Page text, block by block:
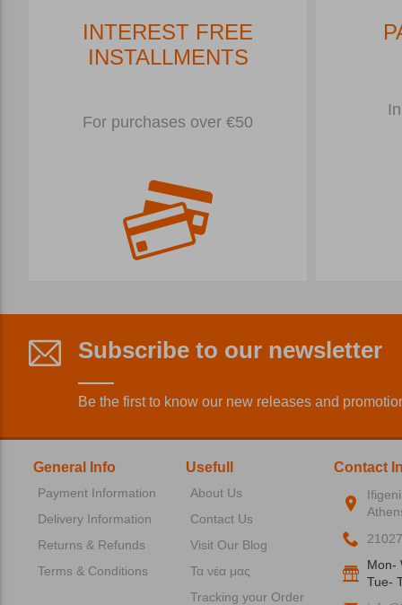
INTEREST FREE
INSTALLMENTS
For purchases over €50
Subscribe to our newsletter
Be the first to know our new releases and
General Info
Payment Information
Delivery Information
Returns & Refunds
Terms & Conditions
Usefull
About Us
Contact Us
Visit Our Blog
Τα νέα μας
Tracking your Order
Contact
Mon-
Tue-